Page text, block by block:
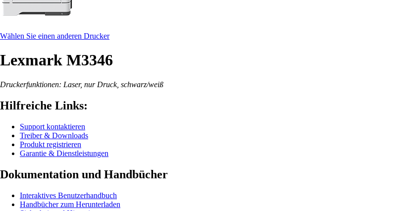
Wählen Sie einen anderen Drucker
Lexmark M3346
Druckerfunktionen: Laser, nur Druck, schwarz/weiß
Hilfreiche Links:
Support kontaktieren
Treiber & Downloads
Produkt registrieren
Garantie & Dienstleistungen
Dokumentation und Handbücher
Interaktives Benutzerhandbuch
Handbücher zum Herunterladen